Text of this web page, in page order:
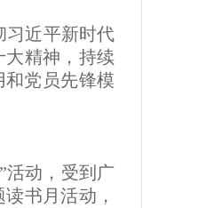
习近平新时代
大精神，持续
党员先锋模
活动，受到广
书月活动，